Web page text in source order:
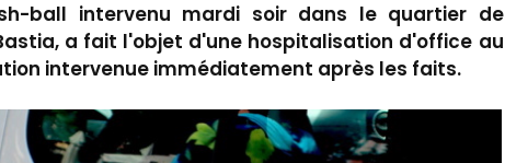
ball intervenu mardi soir dans le quartier de
a fait l'objet d'une hospitalisation d'office au
intervenue immédiatement après les faits.